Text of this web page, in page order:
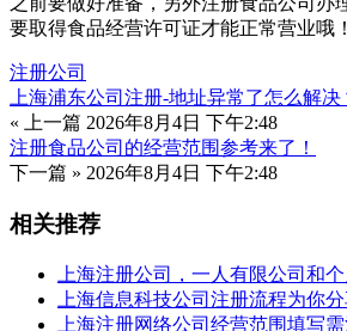
要取得食品经营许可证才能正常营业哦！
注册公司
上海浦东公司注册-地址异常了怎么解决
« 上一篇 2026年8月4日 下午2:48
注册食品公司的经营范围参考来了！
下一篇 » 2026年8月4日 下午2:48
相关推荐
上海注册公司，一人有限公司和
上海信息科技公司注册流程为你
上海注册网络公司经营范围填写